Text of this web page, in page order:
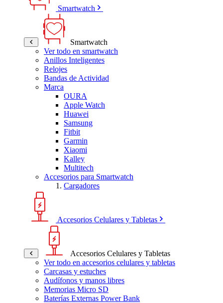
Smartwatch
Smartwatch
Ver todo en smartwatch
Anillos Inteligentes
Relojes
Bandas de Actividad
Marca
OURA
Apple Watch
Huawei
Samsung
Fitbit
Garmin
Xiaomi
Kalley
Multitech
Accesorios para Smartwatch
Cargadores
Accesorios Celulares y Tabletas
Accesorios Celulares y Tabletas
Ver todo en accesorios celulares y tabletas
Carcasas y estuches
Audífonos y manos libres
Memorias Micro SD
Baterías Externas Power Bank